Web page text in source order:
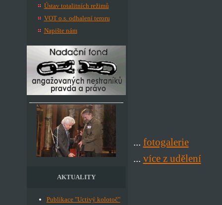
Ústav totalitních režimů
VOT o.s. odhalení teroru
Napište nám
AKTUALITY
Publikace "Uctivý kolotoč"
... fotogalerie
... více z udělení